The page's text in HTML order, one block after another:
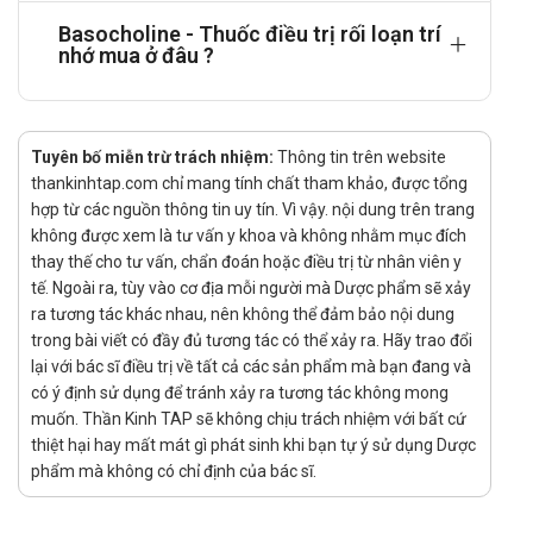
Thần kinh: Ảo giác, nhức đầu, chóng mặt.
Tiêu hóa: Buồn nôn, nôn, tiêu chảy.
Da và mô dưới da: Mề đay, mẩn ngứa, da tím tái.
Toàn thân: Ớn lạnh, phù nề.
Cảnh báo khi sử dụng
Dị ứng với citicolin hoặc với bất kỳ thành phần nào của
thuốc.
Tăng trương lực hệ thần kinh phó giao cảm, với biểu hiện
nghiêm trọng: Huyết áp thấp, đổ mồ hôi, tim đập nhanh và
ngất xỉu.
Người dị ứng với aspirin, vì thuốc có thể gây hen suyễn.
Tương tác
Basocholine - Thuốc điều trị rối loạn trí
nhớ mua ở đâu ?
Tuyên bố miễn trừ trách nhiệm: Thông tin trên website
thankinhtap.com chỉ mang tính chất tham khảo, được tổng
hợp từ các nguồn thông tin uy tín. Vì vậy. nội dung trên trang
không được xem là tư vấn y khoa và không nhằm mục đích
thay thế cho tư vấn, chẩn đoán hoặc điều trị từ nhân viên y
tế. Ngoài ra, tùy vào cơ địa mỗi người mà Dược phẩm sẽ xảy
ra tương tác khác nhau, nên không thể đảm bảo nội dung
trong bài viết có đầy đủ tương tác có thể xảy ra. Hãy trao đổi
lại với bác sĩ điều trị về tất cả các sản phẩm mà bạn đang và
có ý định sử dụng để tránh xảy ra tương tác không mong
muốn. Thần Kinh TAP sẽ không chịu trách nhiệm với bất cứ
thiệt hại hay mất mát gì phát sinh khi bạn tự ý sử dụng Dược
phẩm mà không có chỉ định của bác sĩ.